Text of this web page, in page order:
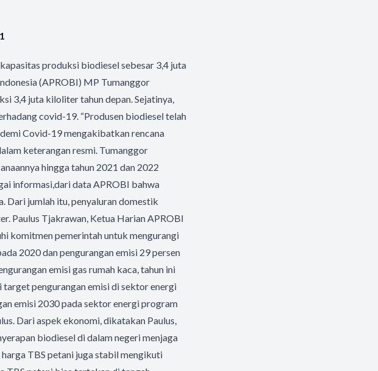
produksi biodiesel sebesar 3,4 juta
(APROBI) MP Tumanggor
3,4 juta kiloliter tahun depan. Sejatinya,
covid-19. “Produsen biodiesel telah
Covid-19 mengakibatkan rencana
keterangan resmi. Tumanggor
hingga tahun 2021 dan 2022
informasi,dari data APROBI bahwa
Dari jumlah itu, penyaluran domestik
Paulus Tjakrawan, Ketua Harian APROBI
komitmen pemerintah untuk mengurangi
2020 dan pengurangan emisi 29 persen
emisi gas rumah kaca, tahun ini
pengurangan emisi di sektor energi
emisi 2030 pada sektor energi program
Dari aspek ekonomi, dikatakan Paulus,
biodiesel di dalam negeri menjaga
TBS petani juga stabil mengikuti